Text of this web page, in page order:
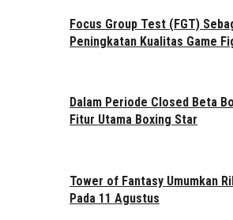
Focus Group Test (FGT)
Peningkatan Kualitas Game
Dalam Periode Closed Beta
Fitur Utama Boxing Star
Tower of Fantasy Umumkan
Pada 11 Agustus